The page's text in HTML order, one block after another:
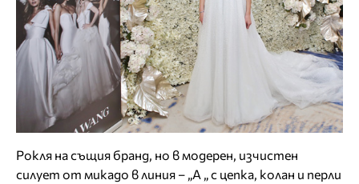
Рокля на същия бранд, но в модерен, изчистен
силует от микадо в линия – „А „ с цепка, колан и перли